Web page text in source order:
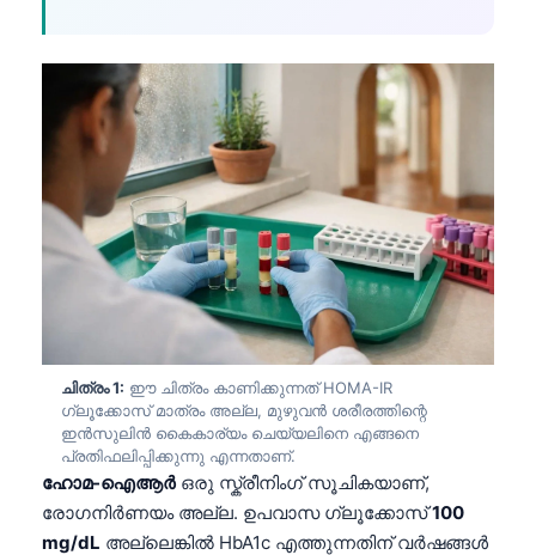
ചിത്രം 1: ഈ ചിത്രം കാണിക്കുന്നത് HOMA-IR
ഗ്ലൂക്കോസ് മാത്രം അല്ല, മുഴുവൻ ശരീരത്തിന്റെ
ഇൻസുലിൻ കൈകാര്യം ചെയ്യലിനെ എങ്ങനെ
പ്രതിഫലിപ്പിക്കുന്നു എന്നതാണ്.
ഹോമ-ഐആർ ഒരു സ്ക്രീനിംഗ് സൂചികയാണ്,
രോഗനിർണയം അല്ല. ഉപവാസ ഗ്ലൂക്കോസ്100
mg/dL അല്ലെങ്കിൽ HbA1c എത്തുന്നതിന് വർഷങ്ങൾ